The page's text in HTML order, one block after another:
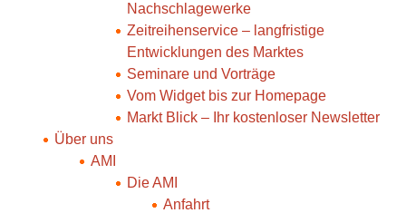
Nachschlagewerke
Zeitreihenservice – langfristige
Entwicklungen des Marktes
Seminare und Vorträge
Vom Widget bis zur Homepage
Markt Blick – Ihr kostenloser Newsletter
Über uns
AMI
Die AMI
Anfahrt